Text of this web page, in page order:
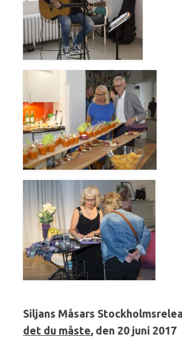
Siljans Måsars
det du måste, den 20 juni 2017